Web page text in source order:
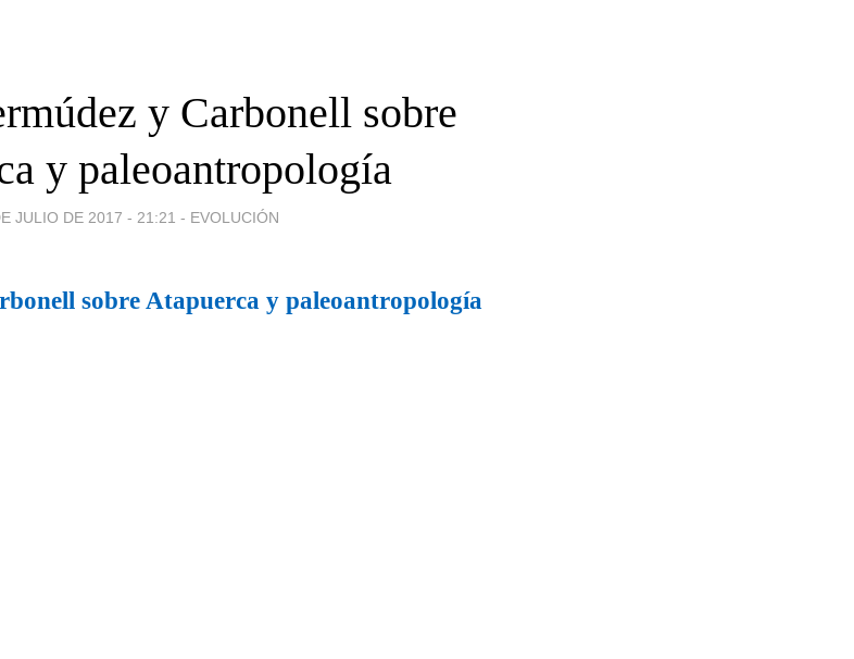
y Carbonell sobre
y paleoantropología
JULIO DE 2017 - 21:21 - EVOLUCIÓN
sobre Atapuerca y paleoantropología